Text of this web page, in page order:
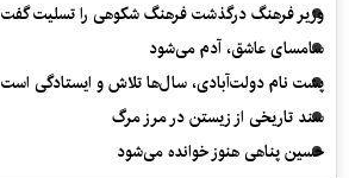
وزیر فرهنگ درگذشت فرهنگ شکوهی را تسلیت گفت
سامسای عاشق، آدم می‌شود
پشت نام دولت‌آبادی، سال‌ها تلاش و ایستادگی است
سند تاریخی از زیستن در مرز مرگ
حسین پناهی هنوز خوانده می‌شود